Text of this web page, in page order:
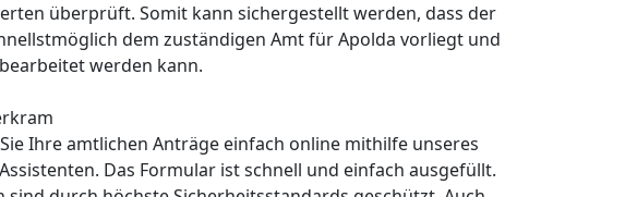
überprüft. Somit kann sichergestellt werden, dass der
dem zuständigen Amt für Apolda vorliegt und
werden kann.
Ihre amtlichen Anträge einfach online mithilfe unseres
Das Formular ist schnell und einfach ausgefüllt.